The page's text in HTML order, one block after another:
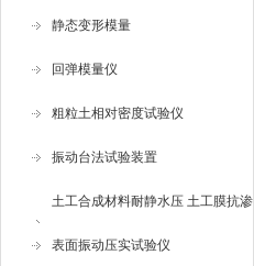
静态变形模量
回弹模量仪
粗粒土相对密度试验仪
振动台法试验装置
土工合成材料耐静水压 土工膜抗渗
仪
表面振动压实试验仪